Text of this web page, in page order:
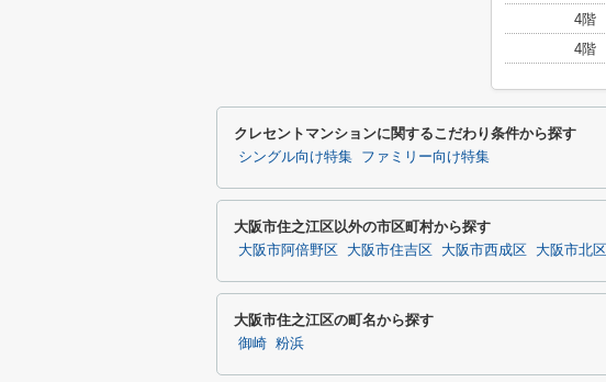
4階
4階
クレセントマンションに関するこだわり条件から探す
シングル向け特集 ファミリー向け特集
大阪市住之江区以外の市区町村から探す
大阪市阿倍野区 大阪市住吉区 大阪市西成区 大阪市北区
大阪市住之江区の町名から探す
御崎 粉浜